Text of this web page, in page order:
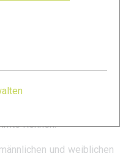
UTMB-Index in den
UTMB-Index in den
für TDS: Ein
der 100K- oder 100M-
Rennen:
und weiblichen